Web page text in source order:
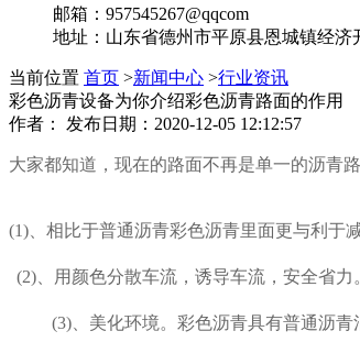
邮箱：957545267@qqcom
地址：山东省德州市平原县恩城镇经济
当前位置 首页 >新闻中心 >行业资讯
彩色沥青设备为你介绍彩色沥青路面的作用
作者： 发布日期：2020-12-05 12:12:57
大家都知道，现在的路面不再是单一的沥青
(1)、相比于普通沥青彩色沥青里面更与利于
(2)、用颜色分散车流，诱导车流，安全省
(3)、美化环境。彩色沥青具有普通沥